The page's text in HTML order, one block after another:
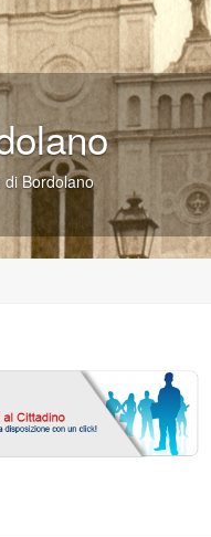
Bordolano
del Comune di Bordolano